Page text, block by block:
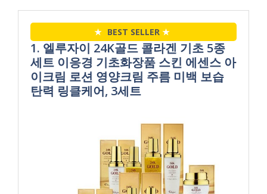
★ BEST SELLER ★
1. 엘루자이 24K골드 콜라겐 기초 5종
세트 이응경 기초화장품 스킨 에센스 아
이크림 로션 영양크림 주름 미백 보습
탄력 링클케어, 3세트